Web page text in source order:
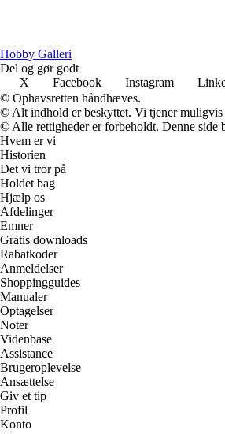
Hobby Galleri
Del og gør godt
X
Facebook Instagram
© Ophavsretten håndhæves.
© Alt indhold er beskyttet. Vi tjener muligvis
© Alle rettigheder er forbeholdt. Denne side
Hvem er vi
Historien
Det vi tror på
Holdet bag
Hjælp os
Afdelinger
Emner
Gratis downloads
Rabatkoder
Anmeldelser
Shoppingguides
Manualer
Optagelser
Noter
Videnbase
Assistance
Brugeroplevelse
Ansættelse
Giv et tip
Profil
Konto